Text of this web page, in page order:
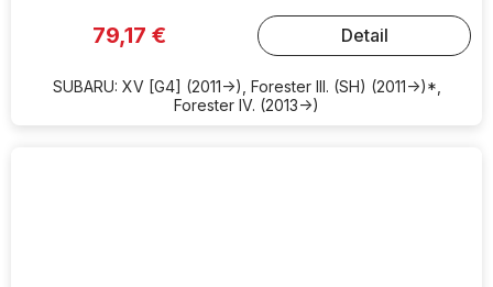
79,17 € Detail
SUBARU: XV [G4] (2011->), Forester III. (SH) (2011->)*,
Forester IV. (2013->)